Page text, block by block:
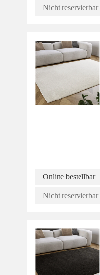
Nicht reservierbar
Online bestellbar
Nicht reservierbar